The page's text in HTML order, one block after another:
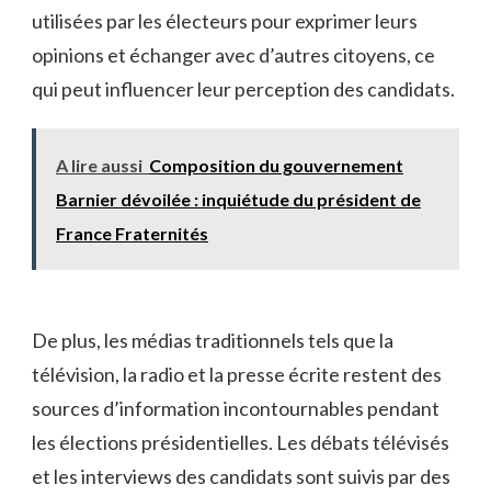
utilisées⁤ par les électeurs pour ‌exprimer leurs
opinions⁤ et​ échanger ‌avec d’autres⁣ citoyens,‌ ce
⁢qui peut influencer‌ leur perception des candidats.
A lire aussi Composition du gouvernement
Barnier dévoilée : inquiétude du président de
France Fraternités
De plus, les ⁣médias​ traditionnels ⁢tels que la
télévision, la radio​ et‍ la presse écrite restent des
⁣sources​ d’information incontournables⁢ pendant
les ⁢élections présidentielles. Les débats télévisés
et les interviews des candidats sont suivis⁢ par des